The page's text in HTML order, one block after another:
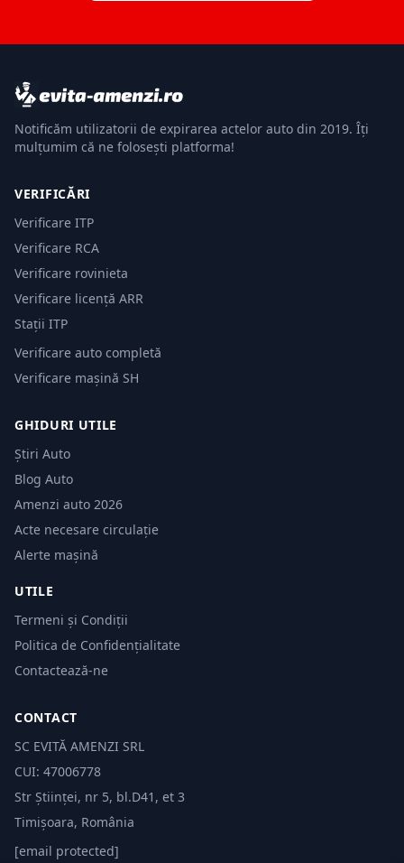
Notificăm utilizatorii de expirarea actelor auto din 2019. Îți
mulțumim că ne folosești platforma!
VERIFICĂRI
Verificare ITP
Verificare RCA
Verificare rovinieta
Verificare licență ARR
Stații ITP
Verificare auto completă
Verificare mașină SH
GHIDURI UTILE
Știri Auto
Blog Auto
Amenzi auto 2026
Acte necesare circulație
Alerte mașină
UTILE
Termeni și Condiții
Politica de Confidențialitate
Contactează-ne
CONTACT
SC EVITĂ AMENZI SRL
CUI: 47006778
Str Științei, nr 5, bl.D41, et 3
Timișoara, România
[email protected]